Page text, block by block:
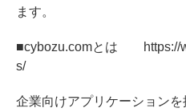
ます。
■cybozu.comとは https://
s/
企業向けアプリケーション